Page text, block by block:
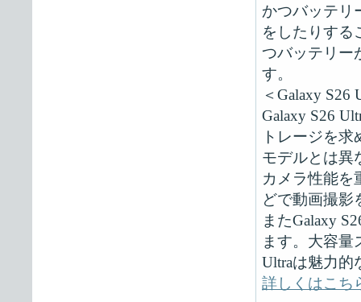
かつバッテリ
をしたりする
つバッテリー
す。
＜Galaxy
Galaxy S26
トレージを
モデルとは異
カメラ性能を
どで動画撮影
またGalaxy
ます。大容量
Ultraは魅力的
詳しくはこち